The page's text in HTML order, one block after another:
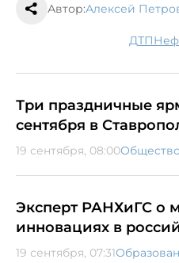
Автор:Алексей
ДТП
Три праздничные
сентября в
19 сентября, 08:00
Эксперт РАНХиГС о
инновациях в
19 сентября, 07:31